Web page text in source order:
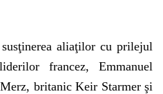
aliaţilor cu prilejul
francez, Emmanuel
britanic Keir Starmer şi